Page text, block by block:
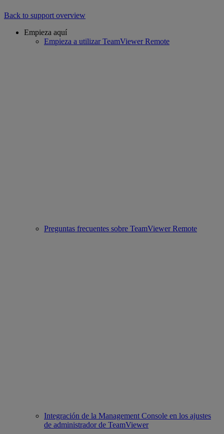
Back to support overview
Empieza aquí
Empieza a utilizar TeamViewer Remote
Preguntas frecuentes sobre TeamViewer Remote
Integración de la Management Console en los ajustes
de administrador de TeamViewer